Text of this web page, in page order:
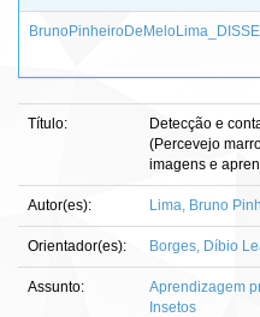
Título:
Detecção e
(Percevejo
imagens e
Autor(es): Lima, Bruno
Orientador(es): Borges, Díbio
Assunto:
Aprendizagem
Insetos